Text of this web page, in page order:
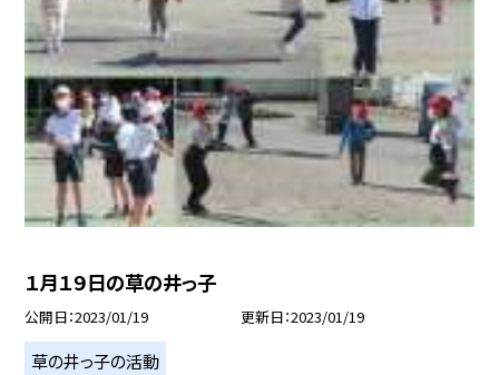
１月１９日の草の井っ子
公開日 2023/01/19 更新日 2023/01/19
草の井っ子の活動